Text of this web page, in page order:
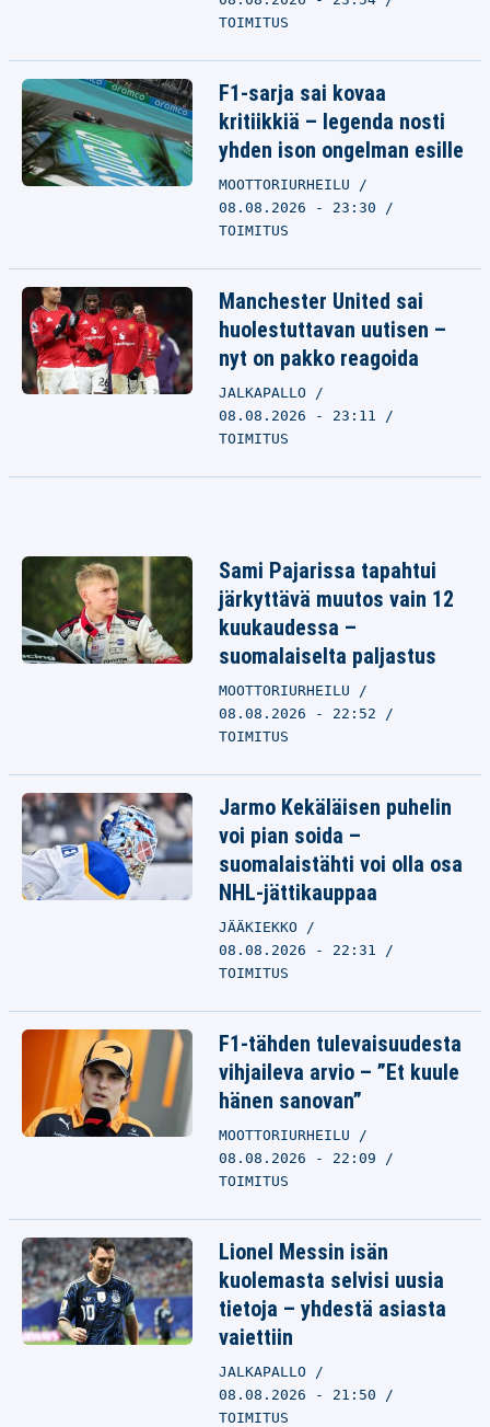
TOIMITUS
F1-sarja sai kovaa
kritiikkiä – legenda nosti
yhden ison ongelman esille
MOOTTORIURHEILU
08.08.2026 - 23:30
TOIMITUS
Manchester United sai
huolestuttavan uutisen –
nyt on pakko reagoida
JALKAPALLO
08.08.2026 - 23:11
TOIMITUS
Sami Pajarissa tapahtui
järkyttävä muutos vain 12
kuukaudessa –
suomalaiselta paljastus
MOOTTORIURHEILU
08.08.2026 - 22:52
TOIMITUS
Jarmo Kekäläisen puhelin
voi pian soida –
suomalaistähti voi olla osa
NHL-jättikauppaa
JÄÄKIEKKO
08.08.2026 - 22:31
TOIMITUS
F1-tähden tulevaisuudesta
vihjaileva arvio – ”Et kuule
hänen sanovan”
MOOTTORIURHEILU
08.08.2026 - 22:09
TOIMITUS
Lionel Messin isän
kuolemasta selvisi uusia
tietoja – yhdestä asiasta
vaiettiin
JALKAPALLO
08.08.2026 - 21:50
TOIMITUS